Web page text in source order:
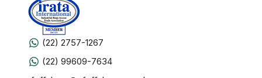
(22) 2757-1267
(22) 99609-7634